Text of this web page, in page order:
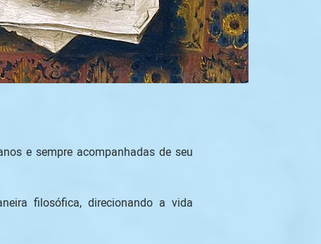
e sempre acompanhadas de seu
filosófica, direcionando a vida